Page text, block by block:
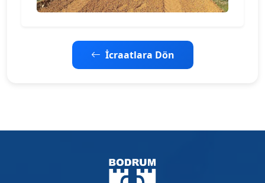
İcraatlara Dön